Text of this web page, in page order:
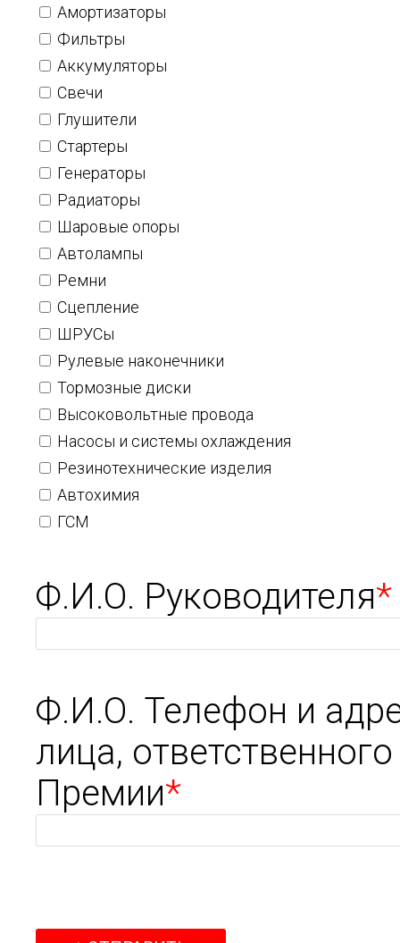
Амортизаторы
Фильтры
Аккумуляторы
Свечи
Глушители
Стартеры
Генераторы
Радиаторы
Шаровые опоры
Автолампы
Ремни
Сцепление
ШРУСы
Рулевые наконечники
Тормозные диски
Высоковольтные провода
Насосы и системы охлаждения
Резинотехнические изделия
Автохимия
ГСМ
Ф.И.О. Руководителя*
Ф.И.О. Телефон и
лица,
Премии*